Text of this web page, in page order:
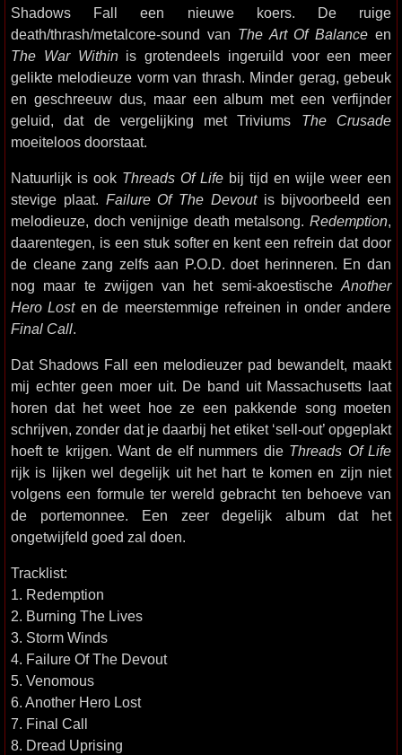
Shadows Fall een nieuwe koers. De ruige
death/thrash/metalcore-sound van The Art Of Balance en
The War Withinis grotendeels ingeruild voor een meer
gelikte melodieuze vorm van thrash. Minder gerag, gebeuk
en geschreeuw dus, maar een album met een verfijnder
geluid, dat de vergelijking met Triviums The Crusade
moeiteloos doorstaat.
Natuurlijk is ook Threads Of Life bij tijd en wijle weer een
stevige plaat. Failure Of The Devoutis bijvoorbeeld een
melodieuze, doch venijnige death metalsong. Redemption,
daarentegen, is een stuk softer en kent een refrein dat door
de cleane zang zelfs aan P.O.D. doet herinneren. En dan
nog maar te zwijgen van het semi-akoestische Another
Hero Losten de meerstemmige refreinen in onder andere
Final Call.
Dat Shadows Fall een melodieuzer pad bewandelt, maakt
mij echter geen moer uit. De band uit Massachusetts laat
horen dat het weet hoe ze een pakkende song moeten
schrijven, zonder dat je daarbij het etiket ‘sell-out’ opgeplakt
hoeft te krijgen. Want de elf nummers die Threads Of Life
rijk is lijken wel degelijk uit het hart te komen en zijn niet
volgens een formule ter wereld gebracht ten behoeve van
de portemonnee. Een zeer degelijk album dat het
ongetwijfeld goed zal doen.
Tracklist:
1. Redemption
2. Burning The Lives
3. Storm Winds
4. Failure Of The Devout
5. Venomous
6. Another Hero Lost
7. Final Call
8. Dread Uprising